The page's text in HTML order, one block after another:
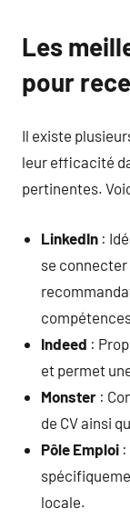
Les
pour
Il existe
leur efficacité
pertinentes.
LinkedIn :
se
Indeed :
et permet
Monster :
de CV ainsi
Pôle Emploi
locale.